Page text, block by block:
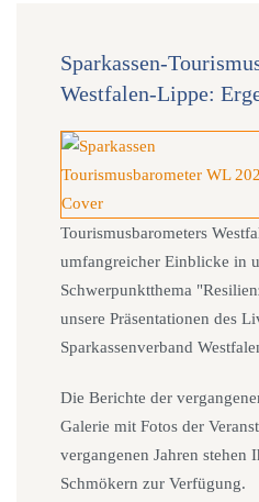
Sparkassen-
Westfalen-Lippe:
Tourismusbarometers
umfangreicher Einblicke in
Schwerpunktthema
unsere Präsentationen des
Sparkassenverband
Die Berichte der
Galerie mit Fotos der
vergangenen Jahren stehen
Schmökern zur Verfügung.